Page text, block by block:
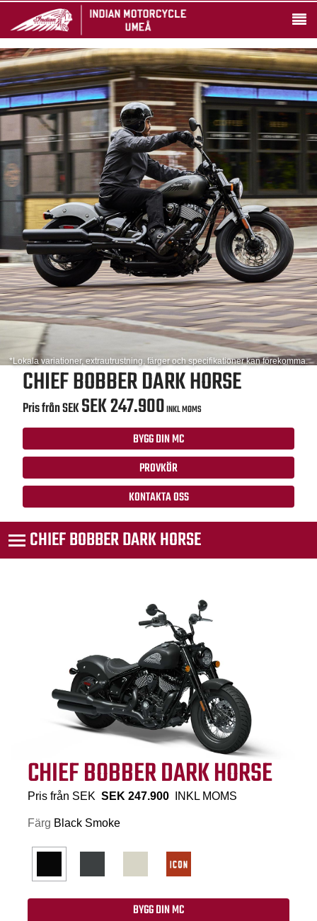
*Lokala variationer, extrautrustning, färger och specifikationer kan förekomma.
CHIEF BOBBER DARK HORSE
Pris från SEKSEK 247.900INKL MOMS
BYGG DIN MC
PROVKÖR
KONTAKTA OSS
CHIEF BOBBER DARK HORSE
CHIEF BOBBER DARK HORSE
Pris från SEK SEK 247.900 INKL MOMS
Färg Black Smoke
BYGG DIN MC